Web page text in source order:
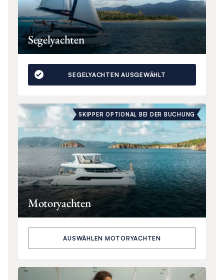
Segelyachten
SEGELYACHTEN AUSGEWÄHLT
SKIPPER OPTIONAL BEI DER BUCHUNG
Motoryachten
AUSWÄHLEN MOTORYACHTEN